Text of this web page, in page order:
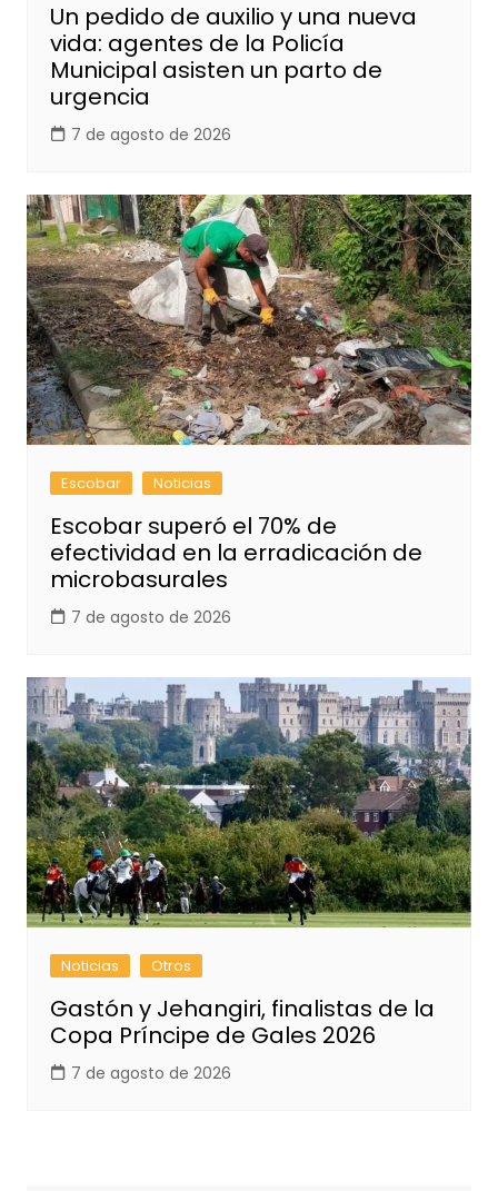
Un pedido de auxilio y una nueva
vida: agentes de la Policía
Municipal asisten un parto de
urgencia
7 de agosto de 2026
Escobar Noticias
Escobar superó el 70% de
efectividad en la erradicación de
microbasurales
7 de agosto de 2026
Noticias Otros
Gastón y Jehangiri, finalistas de la
Copa Príncipe de Gales 2026
7 de agosto de 2026